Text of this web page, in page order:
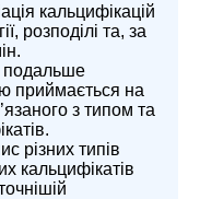
кальцифікацій
розподілі та, за
подальше
приймається на
з типом та
різних типів
кальцифікатів